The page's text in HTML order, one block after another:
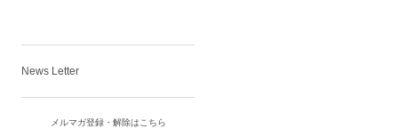
News Letter
メルマガ登録・解除はこちら